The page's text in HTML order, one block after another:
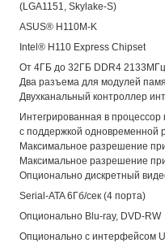
(LGA1151, Skylake-S)
ASUS® H110M-K
Intel® H110 Express Chipset
От 4ГБ до 32ГБ DDR4 2133МГц
Два разъема для модулей
Двухканальный контроллер
Интегрированная в
c поддержкой одновременной
Максимальное разрешение
Максимальное разрешение
Опционально дискретный
Serial-ATA 6Гб/сек (4 порта)
Опционально Blu-ray, DVD-RW
Опционально с интерфейсом